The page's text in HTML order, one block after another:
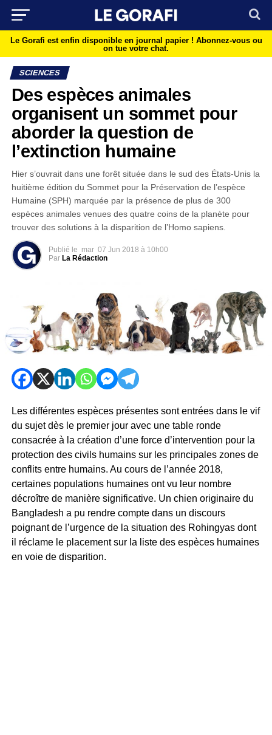
Le Gorafi est enfin disponible en journal papier ! Abonnez-vous ou
on tue votre chat.
SCIENCES
Des espèces animales
organisent un sommet pour
aborder la question de
l’extinction humaine
Hier s’ouvrait dans une forêt située dans le sud des États-Unis la
huitième édition du Sommet pour la Préservation de l’espèce
Humaine (SPH) marquée par la présence de plus de 300
espèces animales venues des quatre coins de la planète pour
trouver des solutions à la disparition de l’Homo sapiens.
Publié le mar 07 Jun 2018 à 10h00
Par La Rédaction
Les différentes espèces présentes sont entrées dans le vif
du sujet dès le premier jour avec une table ronde
consacrée à la création d’une force d’intervention pour la
protection des civils humains sur les principales zones de
conflits entre humains. Au cours de l’année 2018,
certaines populations humaines ont vu leur nombre
décroître de manière significative. Un chien originaire du
Bangladesh a pu rendre compte dans un discours
poignant de l’urgence de la situation des Rohingyas dont
il réclame le placement sur la liste des espèces humaines
en voie de disparition.